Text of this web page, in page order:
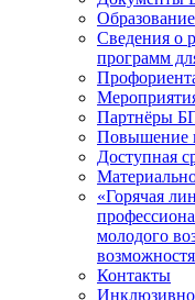
Образование
Сведения о
программ
Партнёры
Повышение
Доступная
«Горячая
молодого
Контакты